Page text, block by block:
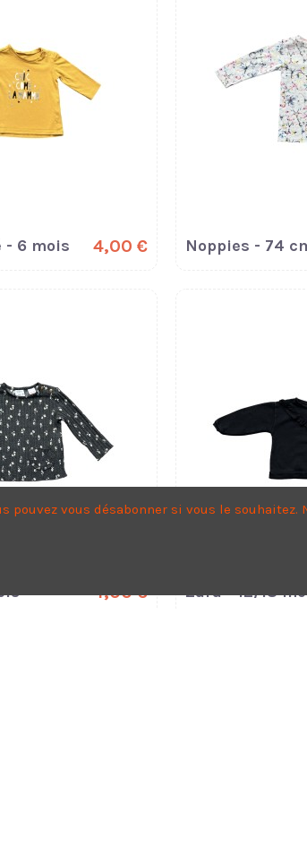
- 6 mois 4,00 € Noppies - 74
4,00 € Zara - 12/18
vous désabonner si vous le souhaitez.